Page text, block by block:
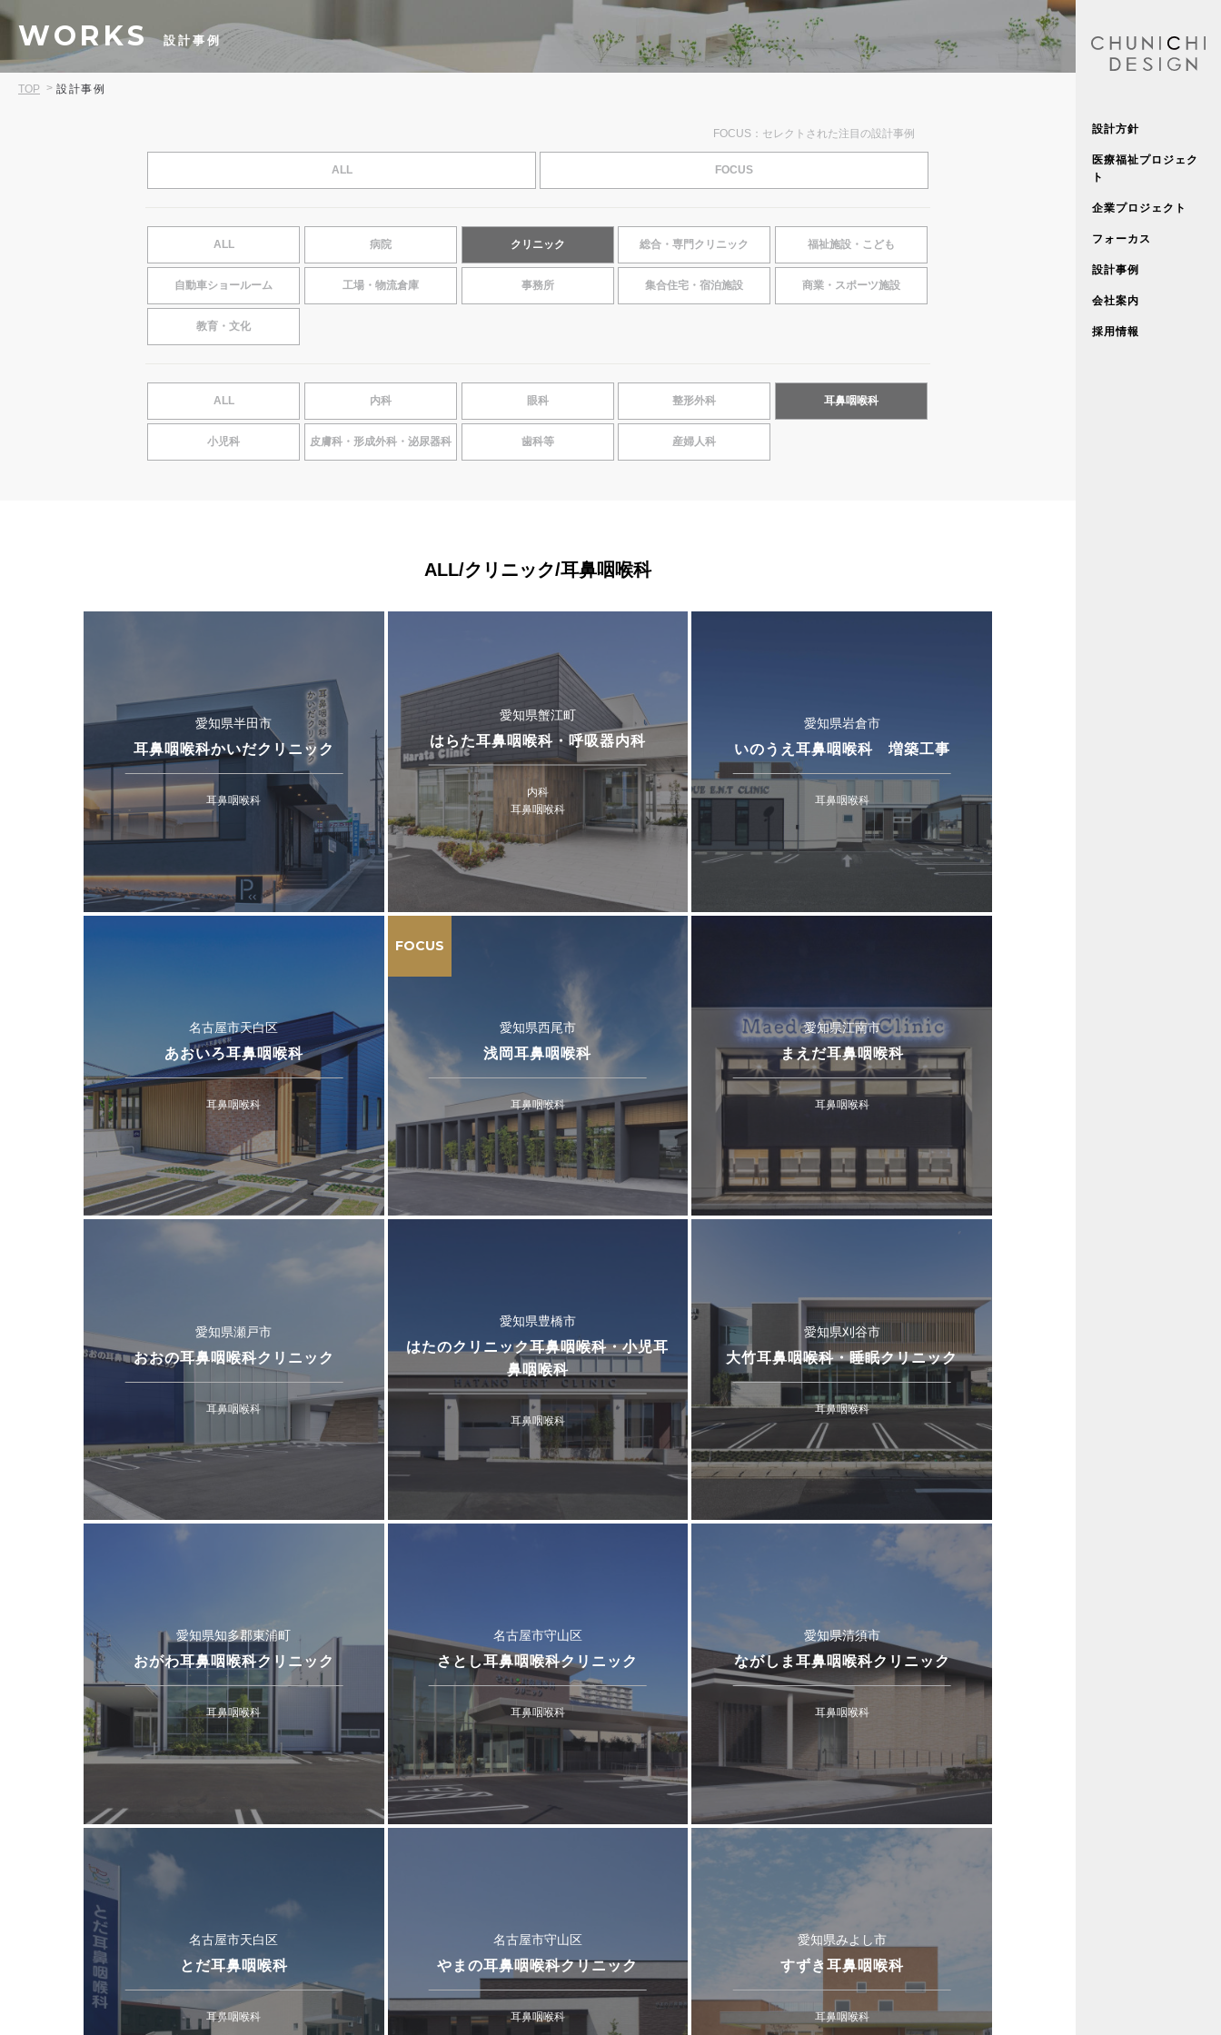
設計方針
医療福祉プロジェク
ト
企業プロジェクト
フォーカス
設計事例
会社案内
採用情報
WORKS 設計事例
TOP 設計事例
FOCUS：セレクトされた注目の設計事例
ALL FOCUS
ALL 病院 クリニック 総合・専門クリニック 福祉施設・こども
自動車ショールーム 工場・物流倉庫 事務所 集合住宅・宿泊施設 商業・スポーツ施設
教育・文化
ALL 内科 眼科 整形外科 耳鼻咽喉科
小児科 皮膚科・形成外科・泌尿器科 歯科等 産婦人科
ALL/クリニック/耳鼻咽喉科
愛知県半田市
耳鼻咽喉科かいだクリニック
耳鼻咽喉科
愛知県蟹江町
はらた耳鼻咽喉科・呼吸器内科
内科
耳鼻咽喉科
愛知県岩倉市
いのうえ耳鼻咽喉科 増築工事
耳鼻咽喉科
名古屋市天白区
あおいろ耳鼻咽喉科
耳鼻咽喉科
FOCUS
愛知県西尾市
浅岡耳鼻咽喉科
耳鼻咽喉科
愛知県江南市
まえだ耳鼻咽喉科
耳鼻咽喉科
愛知県瀬戸市
おおの耳鼻咽喉科クリニック
耳鼻咽喉科
愛知県豊橋市
はたのクリニック耳鼻咽喉科・小児耳
鼻咽喉科
耳鼻咽喉科
愛知県刈谷市
大竹耳鼻咽喉科・睡眠クリニック
耳鼻咽喉科
愛知県知多郡東浦町
おがわ耳鼻咽喉科クリニック
耳鼻咽喉科
名古屋市守山区
さとし耳鼻咽喉科クリニック
耳鼻咽喉科
愛知県清須市
ながしま耳鼻咽喉科クリニック
耳鼻咽喉科
名古屋市天白区
とだ耳鼻咽喉科
耳鼻咽喉科
名古屋市守山区
やまの耳鼻咽喉科クリニック
耳鼻咽喉科
愛知県みよし市
すずき耳鼻咽喉科
耳鼻咽喉科